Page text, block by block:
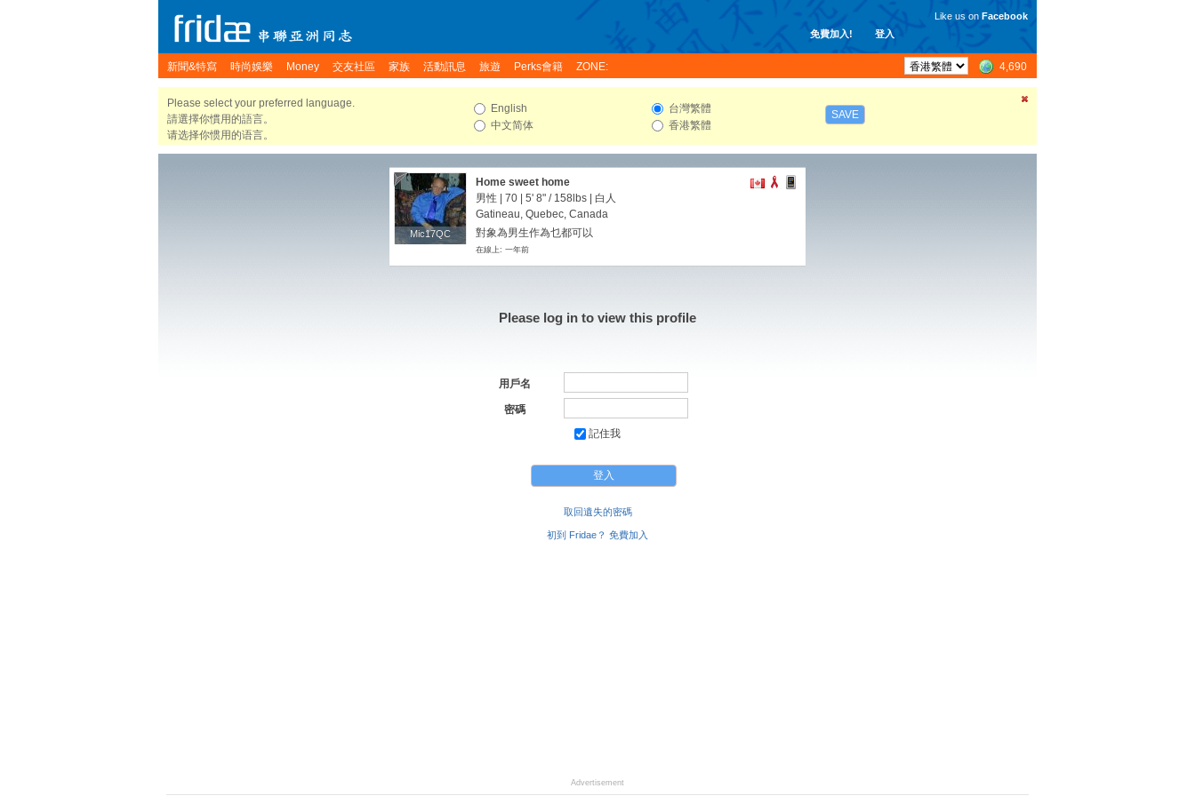
免費加入! 登入
Like us on Facebook
新聞&特寫 時尚娛樂 Money 交友社區 家族 活動訊息 旅遊 Perks會籍 ZONE: 4,690
Please select your preferred language.
請選擇你慣用的語言。
请选择你惯用的语言。
English
中文简体
台灣繁體
香港繁體
SAVE
Mic17QC
Mic17QC
Home sweet home
男性 | 70 | 5' 8" / 158lbs | 白人
Gatineau, Quebec, Canada
對象為男生作為乜都可以
在線上: 一年前
Please log in to view this profile
用戶名
密碼
記住我
取回遺失的密碼
初到 Fridae？ 免費加入
Advertisement